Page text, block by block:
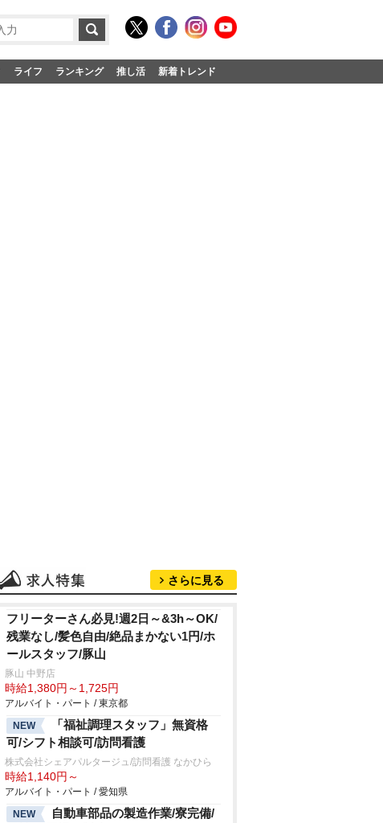
ライフ ランキング 推し活 新着トレンド
さらに見る
フリーターさん必見!週2日～&3h～OK/
残業なし/髪色自由/絶品まかない1円/ホ
ールスタッフ/豚山
豚山 中野店
時給1,380円～1,725円
アルバイト・パート / 東京都
NEW
「福祉調理スタッフ」無資格
可/シフト相談可/訪問看護
株式会社シェアパルタージュ/訪問看護 なかひら
時給1,140円～
アルバイト・パート / 愛知県
NEW
自動車部品の製造作業/寮完備/